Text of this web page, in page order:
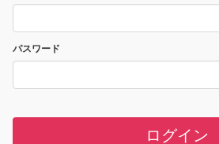
パスワード
ログイン